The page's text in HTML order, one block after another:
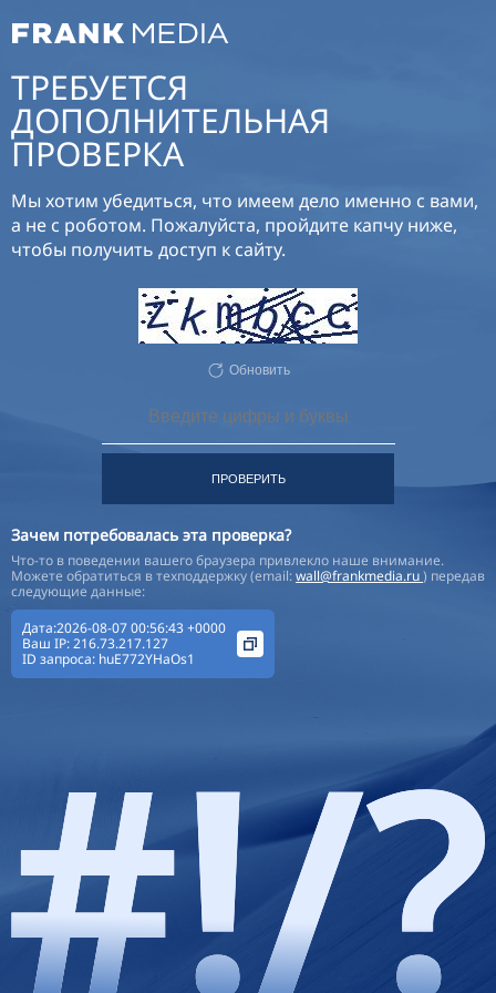
ТРЕБУЕТСЯ
ДОПОЛНИТЕЛЬНАЯ
ПРОВЕРКА
Мы хотим убедиться, что имеем дело именно с вами,
а не с роботом. Пожалуйста, пройдите капчу ниже,
чтобы получить доступ к сайту.
Обновить
ПРОВЕРИТЬ
Зачем потребовалась эта проверка?
Что-то в поведении вашего браузера привлекло наше внимание.
Можете обратиться в техподдержку (email:wall@frankmedia.ru) передав
следующие данные:
Дата:2026-08-07 00:56:43 +0000
Ваш IP:216.73.217.127
ID запроса: huE772YHaOs1